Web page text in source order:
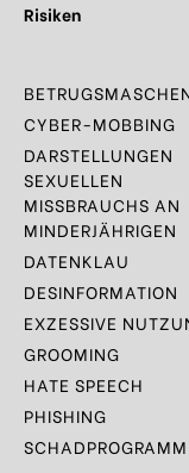
Risiken
CYBER-MOBBING
DARSTELLUNGEN
SEXUELLEN
MISSBRAUCHS AN
MINDERJÄHRIGEN
DATENKLAU
DESINFORMATION
EXZESSIVE
GROOMING
HATE SPEECH
PHISHING